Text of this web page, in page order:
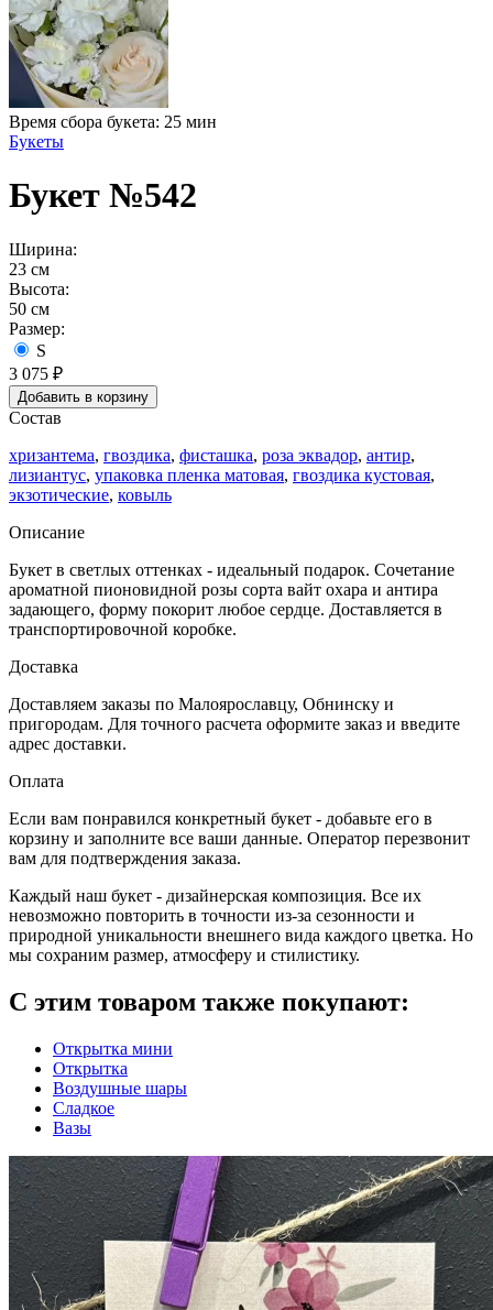
Время сбора букета: 25 мин
Букеты
Букет №542
Ширина:
23 см
Высота:
50 см
Размер:
S
3 075 ₽
Добавить в корзину
Состав
хризантема, гвоздика, фисташка, роза эквадор, антир,
лизиантус, упаковка пленка матовая, гвоздика кустовая,
экзотические, ковыль
Описание
Букет в светлых оттенках - идеальный подарок. Сочетание
ароматной пионовидной розы сорта вайт охара и антира
задающего, форму покорит любое сердце. Доставляется в
транспортировочной коробке.
Доставка
Доставляем заказы по Малоярославцу, Обнинску и
пригородам. Для точного расчета оформите заказ и введите
адрес доставки.
Оплата
Eсли вам понравился конкретный букет - добавьте его в
корзину и заполните все ваши данные. Оператор перезвонит
вам для подтверждения заказа.
Каждый наш букет - дизайнерская композиция. Все их
невозможно повторить в точности из-за сезонности и
природной уникальности внешнего вида каждого цветка. Но
мы сохраним размер, атмосферу и стилистику.
С этим товаром также покупают:
Открытка мини
Открытка
Воздушные шары
Сладкое
Вазы